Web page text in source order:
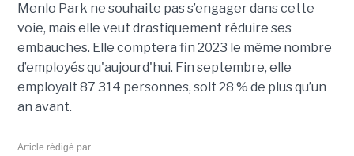
Menlo Park ne souhaite pas s’engager dans cette
voie, mais elle veut drastiquement réduire ses
embauches. Elle comptera fin 2023 le même nombre
d’employés qu'aujourd'hui. Fin septembre, elle
employait 87 314 personnes, soit 28 % de plus qu’un
an avant.
Article rédigé par